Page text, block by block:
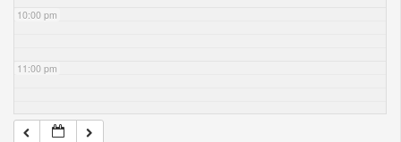
10:00 pm
11:00 pm